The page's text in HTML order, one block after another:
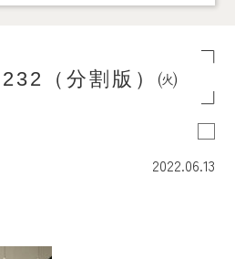
（分割版）㈫
2022.06.13